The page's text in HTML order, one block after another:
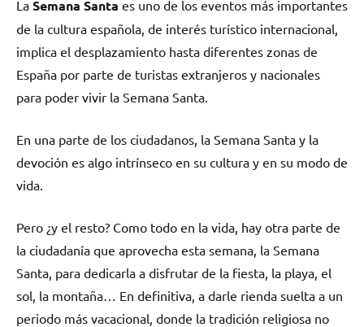
La Semana Santa es uno de los eventos más importantes
de la cultura española, de interés turístico internacional,
implica el desplazamiento hasta diferentes zonas de
España por parte de turistas extranjeros y nacionales
para poder vivir la Semana Santa.
En una parte de los ciudadanos, la Semana Santa y la
devoción es algo intrínseco en su cultura y en su modo de
vida.
Pero ¿y el resto? Como todo en la vida, hay otra parte de
la ciudadanía que aprovecha esta semana, la Semana
Santa, para dedicarla a disfrutar de la fiesta, la playa, el
sol, la montaña… En definitiva, a darle rienda suelta a un
periodo más vacacional, donde la tradición religiosa no